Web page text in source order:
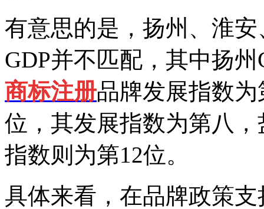
有意思的是，扬州、淮
GDP并不匹配，其中扬
商标注册品牌发展指数
位，其发展指数为第八
指数则为第12位。
具体来看，在品牌政策